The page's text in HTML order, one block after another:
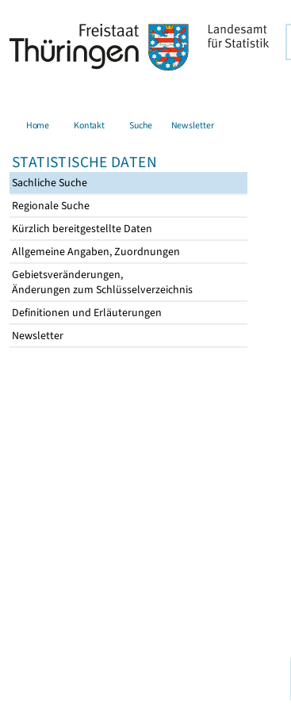
Home Kontakt Suche Newsletter
STATISTISCHE DATEN
Sachliche Suche
Regionale Suche
Kürzlich bereitgestellte Daten
Allgemeine Angaben, Zuordnungen
Gebietsveränderungen,
Änderungen zum Schlüsselverzeichnis
Definitionen und Erläuterungen
Newsletter